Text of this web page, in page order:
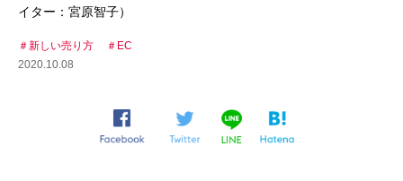
イター：宮原智子）
新しい売り方
EC
2020.10.08